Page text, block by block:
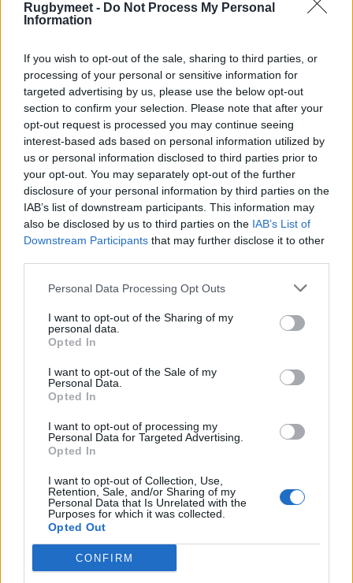
Rugbymeet - Do Not Process My Personal
Information
If you wish to opt-out of the sale, sharing to third parties, or
processing of your personal or sensitive information for
targeted advertising by us, please use the below opt-out
section to confirm your selection. Please note that after your
opt-out request is processed you may continue seeing
interest-based ads based on personal information utilized by
us or personal information disclosed to third parties prior to
your opt-out. You may separately opt-out of the further
disclosure of your personal information by third parties on the
IAB’s list of downstream participants. This information may
also be disclosed by us to third parties on the IAB’s List of
Downstream Participants that may further disclose it to other
Personal Data Processing Opt Outs
I want to opt-out of the Sharing of my
personal data.
Opted In
I want to opt-out of the Sale of my
Personal Data.
Opted In
I want to opt-out of processing my
Personal Data for Targeted Advertising.
Opted In
I want to opt-out of Collection, Use,
Retention, Sale, and/or Sharing of my
Personal Data that Is Unrelated with the
Purposes for which it was collected.
Opted Out
CONFIRM